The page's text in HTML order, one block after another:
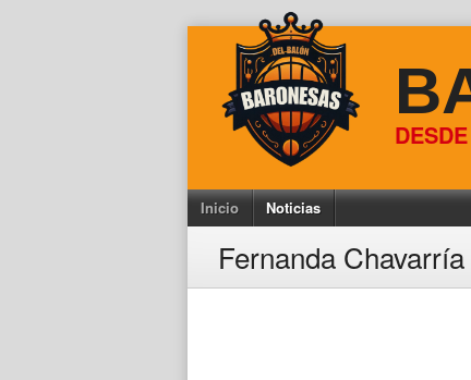
Inicio Noticias
Fernanda Chavarría